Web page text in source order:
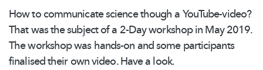
How to communicate science though a YouTube-video?
That was the subject of a 2-Day workshop in May 2019.
The workshop was hands-on and some participants
finalised their own video. Have a look.